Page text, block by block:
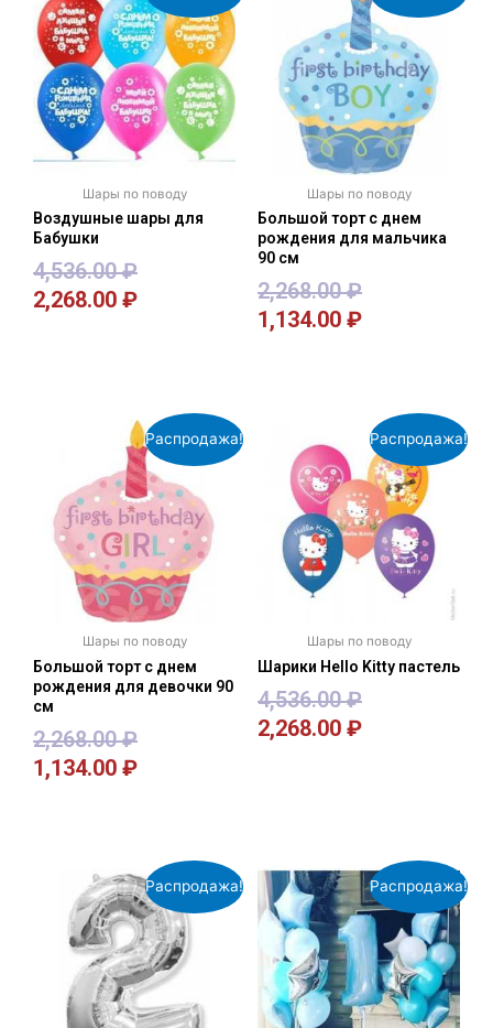
Шары по поводу
Воздушные шары для
Бабушки
4,536.00₽
2,268.00 ₽
Шары по поводу
Большой торт с днем
рождения для мальчика
90 см
2,268.00₽
1,134.00 ₽
Распродажа!
Шары по поводу
Большой торт с днем
рождения для девочки 90
см
2,268.00₽
1,134.00 ₽
Распродажа!
Шары по поводу
Шарики Hello Kitty пастель
4,536.00₽
2,268.00 ₽
Распродажа! Распродажа!